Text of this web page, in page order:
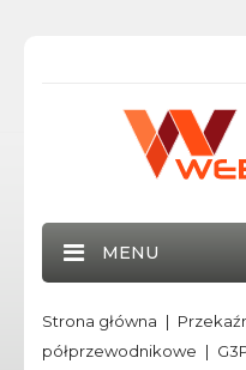
MENU
Strona główna
półprzewodnikowe